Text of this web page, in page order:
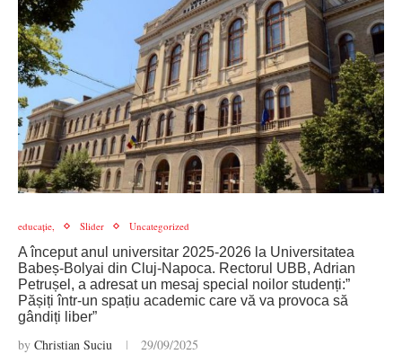
educație, Slider Uncategorized
A început anul universitar 2025-2026 la Universitatea
Babeș-Bolyai din Cluj-Napoca. Rectorul UBB, Adrian
Petrușel, a adresat un mesaj special noilor studenți:”
Pășiți într-un spațiu academic care vă va provoca să
gândiți liber”
by Christian Suciu 29/09/2025